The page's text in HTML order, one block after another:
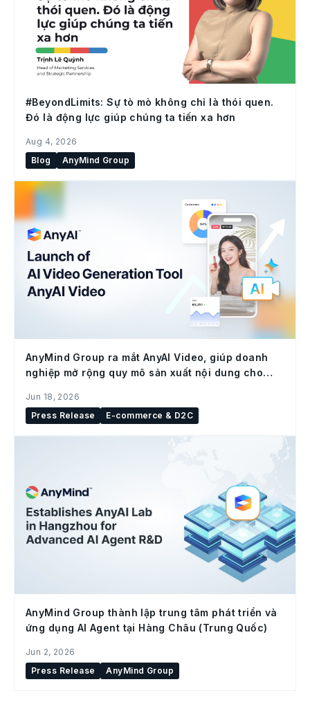
#BeyondLimits: Sự tò mò không chỉ là thói quen.
Đó là động lực giúp chúng ta tiến xa hơn
Aug 4, 2026
Blog
AnyMind Group
AnyMind Group ra mắt AnyAI Video, giúp doanh
nghiệp mở rộng quy mô sản xuất nội dung cho
Jun 18, 2026
Press Release
E-commerce & D2C
AnyMind Group thành lập trung tâm phát triển và
ứng dụng AI Agent tại Hàng Châu (Trung Quốc)
Jun 2, 2026
Press Release
AnyMind Group